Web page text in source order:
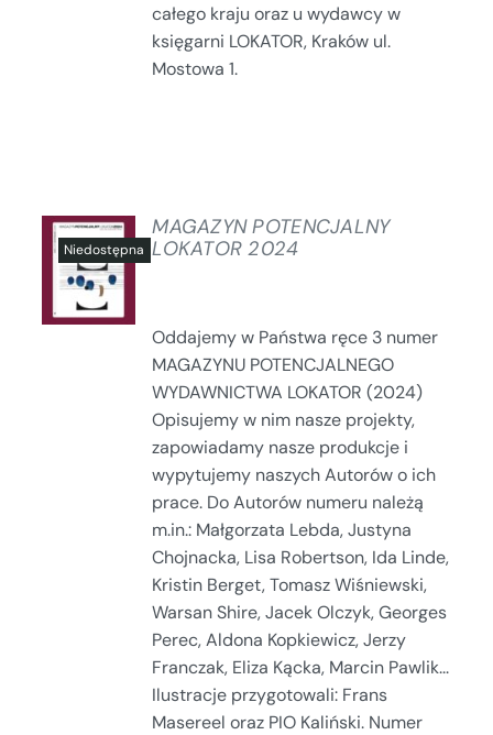
całego kraju oraz u wydawcy w
księgarni LOKATOR, Kraków ul.
Mostowa 1.
SZCZEGÓŁY
MAGAZYN POTENCJALNY
LOKATOR 2024
Oddajemy w Państwa ręce 3 numer
MAGAZYNU POTENCJALNEGO
WYDAWNICTWA LOKATOR (2024)
Opisujemy w nim nasze projekty,
zapowiadamy nasze produkcje i
wypytujemy naszych Autorów o ich
prace. Do Autorów numeru należą
m.in.: Małgorzata Lebda, Justyna
Chojnacka, Lisa Robertson, Ida Linde,
Kristin Berget, Tomasz Wiśniewski,
Warsan Shire, Jacek Olczyk, Georges
Perec, Aldona Kopkiewicz, Jerzy
Franczak, Eliza Kącka, Marcin Pawlik...
Ilustracje przygotowali: Frans
Masereel oraz PIO Kaliński. Numer